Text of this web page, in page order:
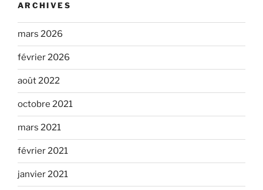
ARCHIVES
mars 2026
février 2026
août 2022
octobre 2021
mars 2021
février 2021
janvier 2021